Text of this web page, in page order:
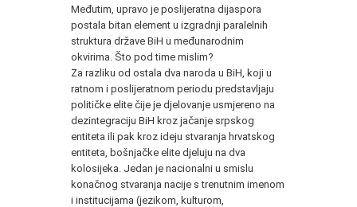
Međutim, upravo je poslijeratna dijaspora
postala bitan element u izgradnji paralelnih
struktura države BiH u međunarodnim
okvirima. Što pod time mislim?
Za razliku od ostala dva naroda u BiH, koji u
ratnom i poslijeratnom periodu predstavljaju
političke elite čije je djelovanje usmjereno na
dezintegraciju BiH kroz jačanje srpskog
entiteta ili pak kroz ideju stvaranja hrvatskog
entiteta, bošnjačke elite djeluju na dva
kolosijeka. Jedan je nacionalni u smislu
konačnog stvaranja nacije s trenutnim imenom
i institucijama (jezikom, kulturom,